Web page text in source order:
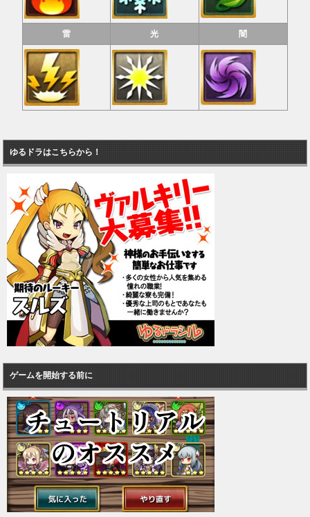
雷 光 闇
ゆるドラはこちらから！
ゲームを開始する前に